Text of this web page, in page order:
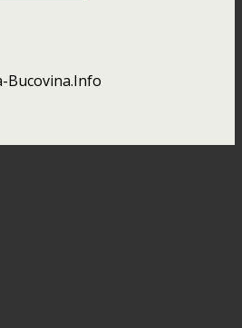
Bucovina.Info